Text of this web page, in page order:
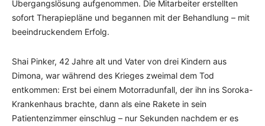
Übergangslösung aufgenommen. Die Mitarbeiter erstellten
sofort Therapiepläne und begannen mit der Behandlung – mit
beeindruckendem Erfolg.
Shai Pinker, 42 Jahre alt und Vater von drei Kindern aus
Dimona, war während des Krieges zweimal dem Tod
entkommen: Erst bei einem Motorradunfall, der ihn ins Soroka-
Krankenhaus brachte, dann als eine Rakete in sein
Patientenzimmer einschlug – nur Sekunden nachdem er es